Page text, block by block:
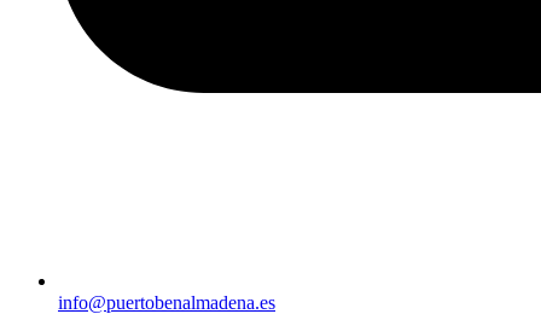
info@puertobenalmadena.es